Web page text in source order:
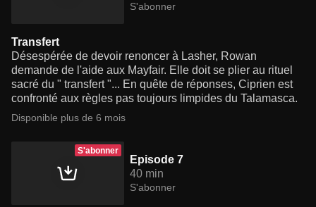
S'abonner
Transfert
Désespérée de devoir renoncer à Lasher, Rowan
demande de l'aide aux Mayfair. Elle doit se plier au rituel
sacré du " transfert "... En quête de réponses, Ciprien est
confronté aux règles pas toujours limpides du Talamasca.
Disponible plus de 6 mois
S'abonner
Episode 7
40 min
S'abonner